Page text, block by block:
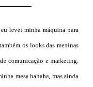
levei minha máquina para
os looks das meninas
comunicação e marketing.
mesa hahaha, mas ainda